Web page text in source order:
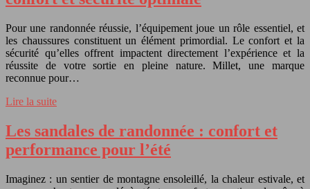
Pour une randonnée réussie, l’équipement joue un rôle essentiel, et
les chaussures constituent un élément primordial. Le confort et la
sécurité qu’elles offrent impactent directement l’expérience et la
réussite de votre sortie en pleine nature. Millet, une marque
reconnue pour…
Lire la suite
Les sandales de randonnée : confort et
performance pour l’été
Imaginez : un sentier de montagne ensoleillé, la chaleur estivale, et